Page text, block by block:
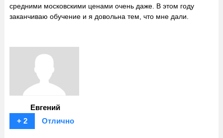
средними московскими ценами очень даже. В этом году
заканчиваю обучение и я довольна тем, что мне дали.
Евгений
+ 2
Отлично